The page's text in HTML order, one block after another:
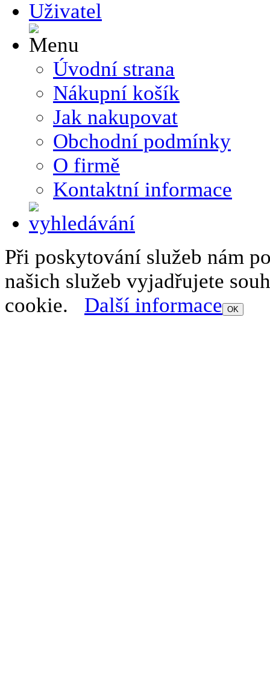
Úvodní strana
Nákupní košík
Jak nakupovat
Obchodní podmínky
O firmě
Kontaktní informace
Při poskytování služeb nám
našich služeb vyjadřujete
cookie. Další informace